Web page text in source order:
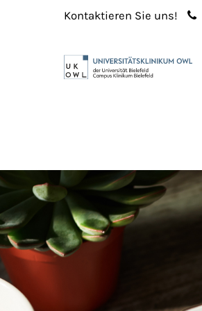
Login
Benutzername
Anmelden
Register
Kontaktieren Sie uns!